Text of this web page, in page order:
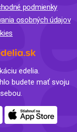
podmienky
osobných údajov
edelia.
budete mať svoju